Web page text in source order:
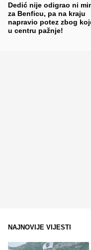
Dedić nije odigrao ni
za Benficu, pa na kraju
napravio potez zbog
u centru pažnje!
NAJNOVIJE VIJESTI